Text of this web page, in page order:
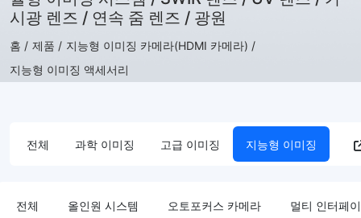
시광 렌즈 / 연속 줌 렌즈 / 광원
홈 / 제품 / 지능형 이미징 카메라(HDMI 카메라) /
지능형 이미징 액세서리
전체 과학 이미징 고급 이미징 지능형 이미징
전체 올인원 시스템 오토포커스 카메라 멀티 인터페